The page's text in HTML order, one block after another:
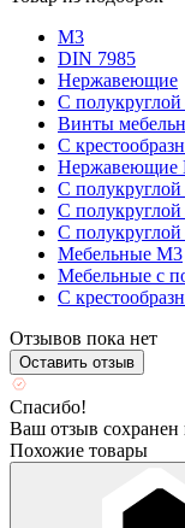
М3
DIN 7985
Нержавеющие
С полукруглой
Винты
С
Нержавеющие
С
С
С
Мебельные М3
Мебельные с
С
Отзывов пока нет
Оставить отзыв
Спасибо!
Ваш отзыв сохранен
Похожие товары